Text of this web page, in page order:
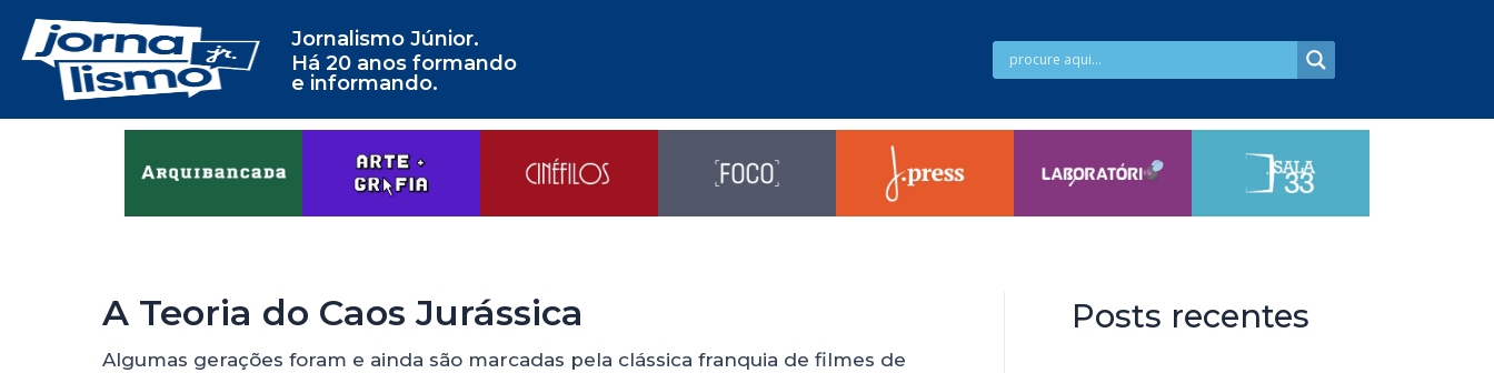
Jornalismo Júnior.
Há 20 anos formando
e informando.
A Teoria do Caos Jurássica
Algumas gerações foram e ainda são marcadas pela clássica franquia de filmes de
Posts recentes